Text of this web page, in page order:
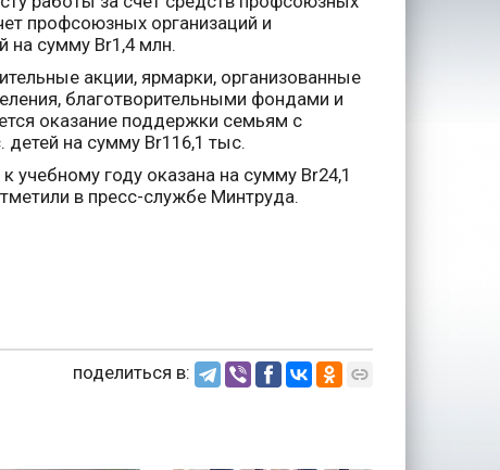
профсоюзных организаций и
на сумму Br1,4 млн.
акции, ярмарки, организованные
благотворительными фондами и
оказание поддержки семьям с
на сумму Br116,1 тыс.
учебному году оказана на сумму Br24,1
в пресс-службе Минтруда.
поделиться в: